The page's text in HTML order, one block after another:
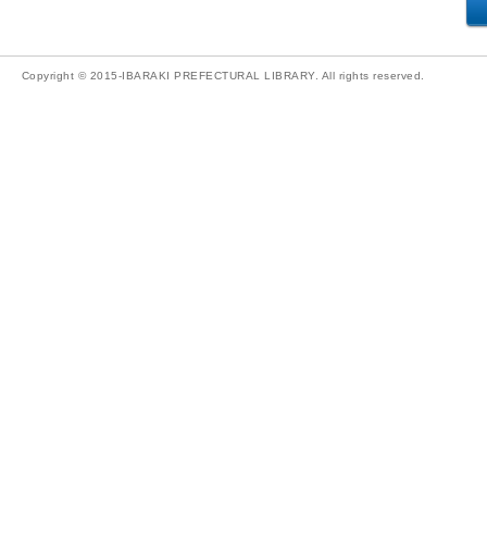
Copyright © 2015-IBARAKI PREFECTURAL LIBRARY. All rights reserved.